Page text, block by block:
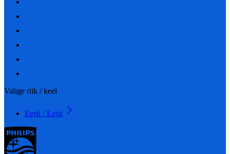
Valige riik / keel
Eesti / Eesti